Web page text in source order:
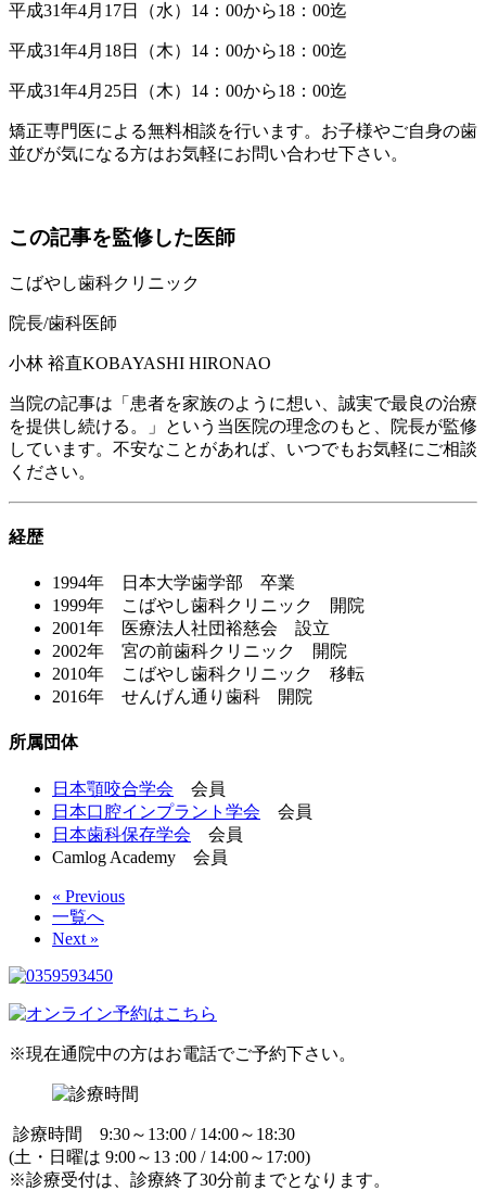
平成31年4月17日（水）14：00から18：00迄
平成31年4月18日（木）14：00から18：00迄
平成31年4月25日（木）14：00から18：00迄
矯正専門医による無料相談を行います。お子様やご自身の歯
並びが気になる方はお気軽にお問い合わせ下さい。
この記事を監修した医師
こばやし歯科クリニック
院長/歯科医師
小林 裕直KOBAYASHI HIRONAO
当院の記事は「患者を家族のように想い、誠実で最良の治療
を提供し続ける。」という当医院の理念のもと、院長が監修
しています。不安なことがあれば、いつでもお気軽にご相談
ください。
経歴
1994年 日本大学歯学部 卒業
1999年 こばやし歯科クリニック 開院
2001年 医療法人社団裕慈会 設立
2002年 宮の前歯科クリニック 開院
2010年 こばやし歯科クリニック 移転
2016年 せんげん通り歯科 開院
所属団体
日本顎咬合学会 会員
日本口腔インプラント学会 会員
日本歯科保存学会 会員
Camlog Academy 会員
« Previous
一覧へ
Next »
※現在通院中の方はお電話でご予約下さい。
診療時間 9:30～13:00 / 14:00～18:30
(土・日曜は 9:00～13 :00 / 14:00～17:00)
※診療受付は、診療終了30分前までとなります。